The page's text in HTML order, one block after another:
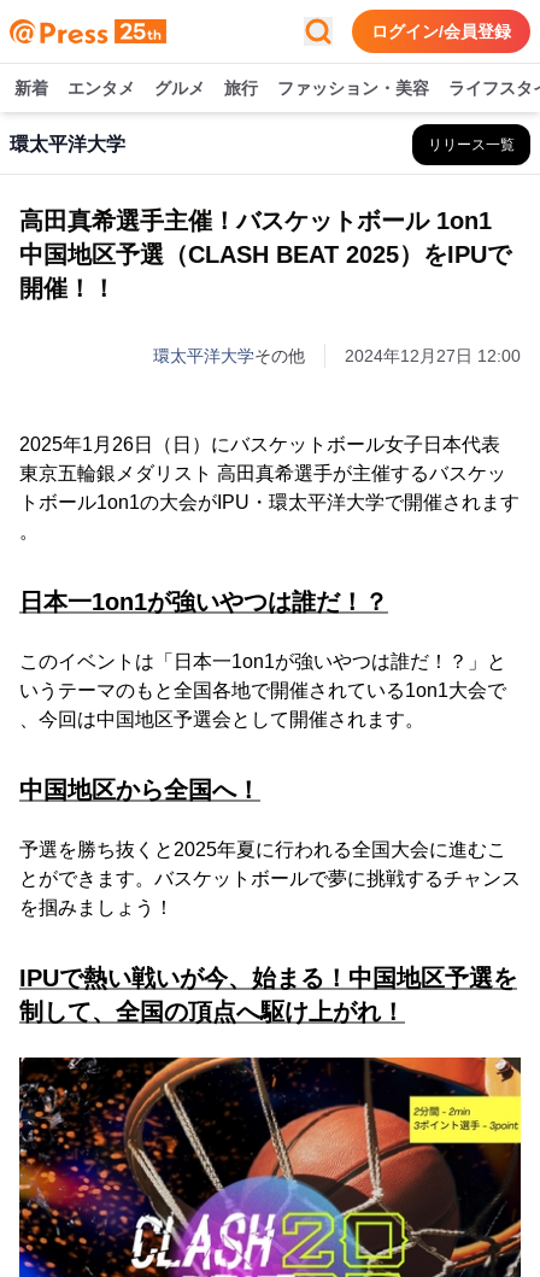
ログイン/会員登録
新着 エンタメ グルメ 旅行 ファッション・美容 ライフスタ
環太平洋大学 リリース一覧
高田真希選手主催！バスケットボール 1on1
中国地区予選（CLASH BEAT 2025）をIPUで
開催！！
環太平洋大学その他 2024年12月27日 12:00
2025年1月26日（日）にバスケットボール女子日本代表
東京五輪銀メダリスト 高田真希選手が主催するバスケッ
トボール1on1の大会がIPU・環太平洋大学で開催されます
。
日本一1on1が強いやつは誰だ！？
このイベントは「日本一1on1が強いやつは誰だ！？」と
いうテーマのもと全国各地で開催されている1on1大会で
、今回は中国地区予選会として開催されます。
中国地区から全国へ！
予選を勝ち抜くと2025年夏に行われる全国大会に進むこ
とができます。バスケットボールで夢に挑戦するチャンス
を掴みましょう！
IPUで熱い戦いが今、始まる！中国地区予選を
制して、全国の頂点へ駆け上がれ！